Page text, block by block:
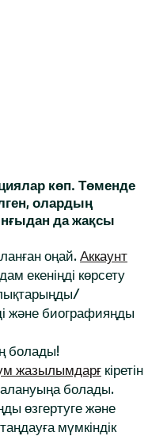
көп. Төменде
олардың
да жақсы
оңай. Аккаунт
екеніңді көрсету
және биографияңды
болады!
жазылымдарғ кіретін
болады.
өзгертуге және
мүмкіндік